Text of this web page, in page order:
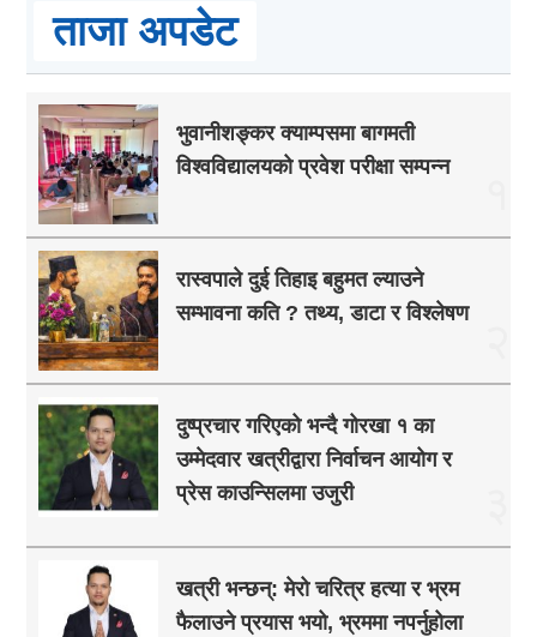
ताजा अपडेट
भुवानीशङ्कर क्याम्पसमा बागमती
विश्वविद्यालयको प्रवेश परीक्षा सम्पन्न
रास्वपाले दुई तिहाइ बहुमत ल्याउने
सम्भावना कति ? तथ्य, डाटा र विश्लेषण
दुष्प्रचार गरिएको भन्दै गोरखा १ का
उम्मेदवार खत्रीद्वारा निर्वाचन आयोग र
प्रेस काउन्सिलमा उजुरी
खत्री भन्छन्: मेरो चरित्र हत्या र भ्रम
फैलाउने प्रयास भयो, भ्रममा नपर्नुहोला